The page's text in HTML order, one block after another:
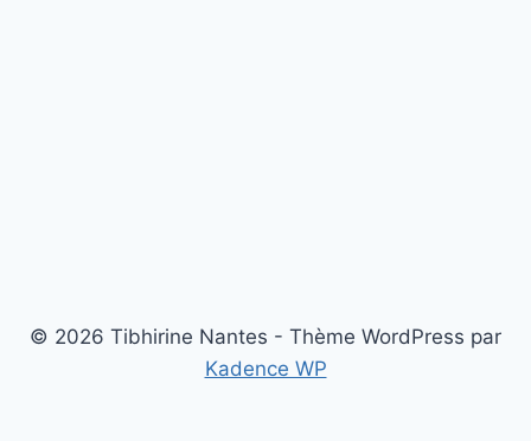
© 2026 Tibhirine Nantes - Thème WordPress par
Kadence WP